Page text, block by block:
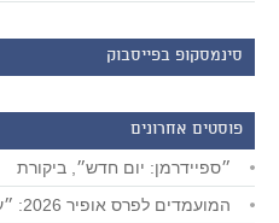
סינמסקופ בפייסבוק
פוסטים אחרונים
״ספיידרמן: יום חדש״, ביקורת
המועמדים לפרס אופיר 2026: ״עצמאות״ מוביל